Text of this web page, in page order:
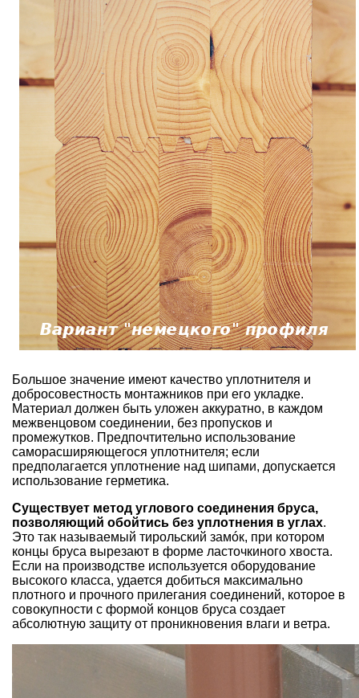
Большое значение имеют качество уплотнителя и
добросовестность монтажников при его укладке.
Материал должен быть уложен аккуратно, в каждом
межвенцовом соединении, без пропусков и
промежутков. Предпочтительно использование
саморасширяющегося уплотнителя; если
предполагается уплотнение над шипами, допускается
использование герметика.
Существует метод углового соединения бруса,
позволяющий обойтись без уплотнения в углах.
Это так называемый тирольский замóк, при котором
концы бруса вырезают в форме ласточкиного хвоста.
Если на производстве используется оборудование
высокого класса, удается добиться максимально
плотного и прочного прилегания соединений, которое в
совокупности с формой концов бруса создает
абсолютную защиту от проникновения влаги и ветра.